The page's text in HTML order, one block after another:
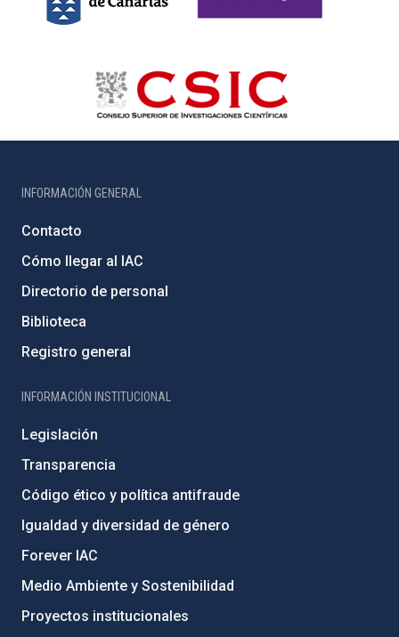
INFORMACIÓN GENERAL
Contacto
Cómo llegar al IAC
Directorio de personal
Biblioteca
Registro general
INFORMACIÓN INSTITUCIONAL
Legislación
Transparencia
Código ético y política antifraude
Igualdad y diversidad de género
Forever IAC
Medio Ambiente y Sostenibilidad
Proyectos institucionales